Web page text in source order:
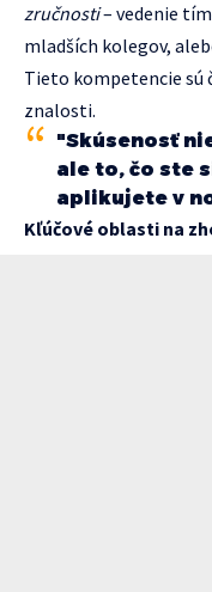
zručnosti– vedenie
mladších kolegov,
Tieto kompetencie sú
znalosti.
"Skúsenosť
ale to, čo ste
aplikujete v
Kľúčové oblasti na